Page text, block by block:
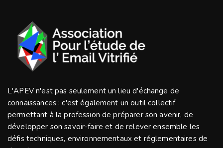
L'APEV n'est pas seulement un lieu d'échange de
connaissances ; c'est également un outil collectif
permettant à la profession de préparer son avenir, de
développer son savoir-faire et de relever ensemble les
défis techniques, environnementaux et réglementaires de